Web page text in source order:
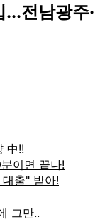
전남광주·